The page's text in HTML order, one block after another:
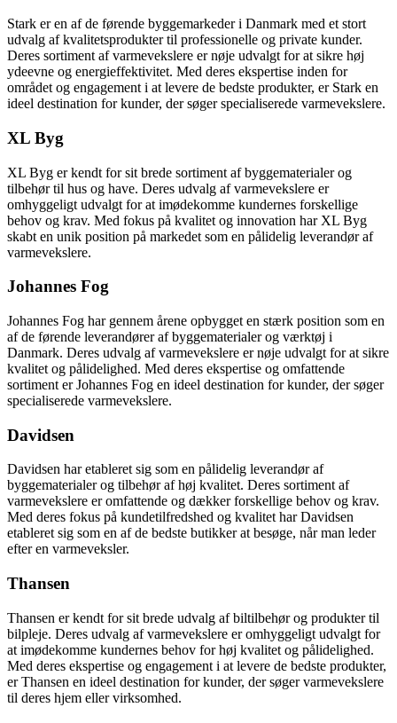
Stark er en af de førende byggemarkeder i Danmark med et stort
udvalg af kvalitetsprodukter til professionelle og private kunder.
Deres sortiment af varmevekslere er nøje udvalgt for at sikre høj
ydeevne og energieffektivitet. Med deres ekspertise inden for
området og engagement i at levere de bedste produkter, er Stark en
ideel destination for kunder, der søger specialiserede varmevekslere.
XL Byg
XL Byg er kendt for sit brede sortiment af byggematerialer og
tilbehør til hus og have. Deres udvalg af varmevekslere er
omhyggeligt udvalgt for at imødekomme kundernes forskellige
behov og krav. Med fokus på kvalitet og innovation har XL Byg
skabt en unik position på markedet som en pålidelig leverandør af
varmevekslere.
Johannes Fog
Johannes Fog har gennem årene opbygget en stærk position som en
af de førende leverandører af byggematerialer og værktøj i
Danmark. Deres udvalg af varmevekslere er nøje udvalgt for at sikre
kvalitet og pålidelighed. Med deres ekspertise og omfattende
sortiment er Johannes Fog en ideel destination for kunder, der søger
specialiserede varmevekslere.
Davidsen
Davidsen har etableret sig som en pålidelig leverandør af
byggematerialer og tilbehør af høj kvalitet. Deres sortiment af
varmevekslere er omfattende og dækker forskellige behov og krav.
Med deres fokus på kundetilfredshed og kvalitet har Davidsen
etableret sig som en af de bedste butikker at besøge, når man leder
efter en varmeveksler.
Thansen
Thansen er kendt for sit brede udvalg af biltilbehør og produkter til
bilpleje. Deres udvalg af varmevekslere er omhyggeligt udvalgt for
at imødekomme kundernes behov for høj kvalitet og pålidelighed.
Med deres ekspertise og engagement i at levere de bedste produkter,
er Thansen en ideel destination for kunder, der søger varmevekslere
til deres hjem eller virksomhed.